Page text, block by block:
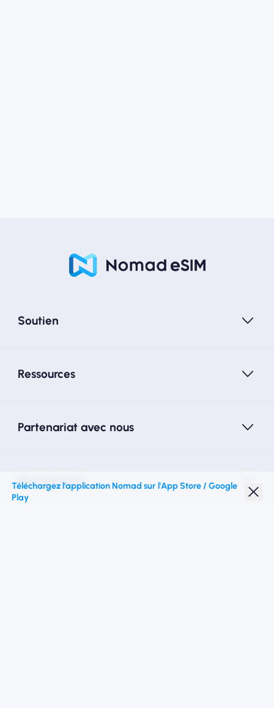
Soutien
Ressources
Partenariat avec nous
Nomad esim
Téléchargez l'application Nomad sur l'App Store / Google
Play